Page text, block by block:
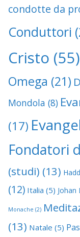
condotte da
Conduttori
Cristo (55)
Omega (21)
Mondola (8)
(17)
Fondatori
(studi) (13)
(12) Italia (5) Johan
Monache (2)
(13) Natale (5)